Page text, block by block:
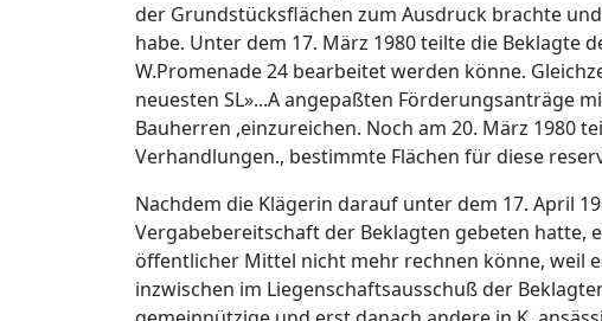
der Grundstücksflächen zum Ausdruck brachte
habe. Unter dem 17. März 1980 teilte die Beklagte
W.Promenade 24 bearbeitet werden könne.
neuesten SL»...A angepaßten Förderungsanträge
Bauherren ,einzureichen. Noch am 20. März 1980
Verhandlungen., bestimmte Flächen für diese
Nachdem die Klägerin darauf unter dem 17. April
Vergabebereitschaft der Beklagten gebeten hatte,
öffentlicher Mittel nicht mehr rechnen könne, weil
inzwischen im Liegenschaftsausschuß der